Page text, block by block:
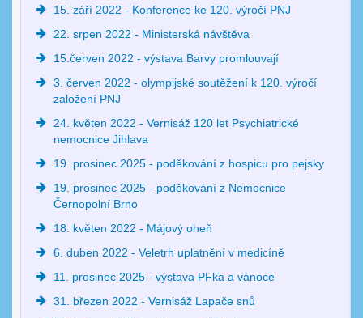
15. září 2022 - Konference ke 120. výročí PNJ
22. srpen 2022 - Ministerská návštěva
15.červen 2022 - výstava Barvy promlouvají
3. červen 2022 - olympijské soutěžení k 120. výročí
založení PNJ
24. květen 2022 - Vernisáž 120 let Psychiatrické
nemocnice Jihlava
19. prosinec 2025 - poděkování z hospicu pro pejsky
19. prosinec 2025 - poděkování z Nemocnice
Černopolní Brno
18. květen 2022 - Májový oheň
6. duben 2022 - Veletrh uplatnění v medicíně
11. prosinec 2025 - výstava PFka a vánoce
31. březen 2022 - Vernisáž Lapače snů